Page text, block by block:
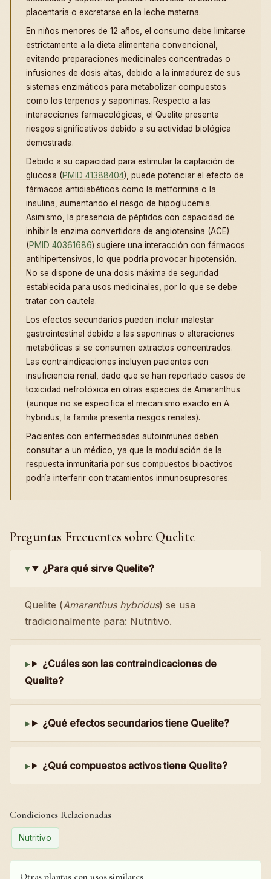
placentaria o excretarse en la leche materna.
En niños menores de 12 años, el consumo debe limitarse
estrictamente a la dieta alimentaria convencional,
evitando preparaciones medicinales concentradas o
infusiones de dosis altas, debido a la inmadurez de sus
sistemas enzimáticos para metabolizar compuestos
como los terpenos y saponinas. Respecto a las
interacciones farmacológicas, el Quelite presenta
riesgos significativos debido a su actividad biológica
demostrada.
Debido a su capacidad para estimular la captación de
glucosa (PMID 41388404), puede potenciar el efecto de
fármacos antidiabéticos como la metformina o la
insulina, aumentando el riesgo de hipoglucemia.
Asimismo, la presencia de péptidos con capacidad de
inhibir la enzima convertidora de angiotensina (ACE)
(PMID 40361686) sugiere una interacción con fármacos
antihipertensivos, lo que podría provocar hipotensión.
No se dispone de una dosis máxima de seguridad
establecida para usos medicinales, por lo que se debe
tratar con cautela.
Los efectos secundarios pueden incluir malestar
gastrointestinal debido a las saponinas o alteraciones
metabólicas si se consumen extractos concentrados.
Las contraindicaciones incluyen pacientes con
insuficiencia renal, dado que se han reportado casos de
toxicidad nefrotóxica en otras especies de Amaranthus
(aunque no se especifica el mecanismo exacto en A.
hybridus, la familia presenta riesgos renales).
Pacientes con enfermedades autoinmunes deben
consultar a un médico, ya que la modulación de la
respuesta inmunitaria por sus compuestos bioactivos
podría interferir con tratamientos inmunosupresores.
Preguntas Frecuentes sobre Quelite
¿Para qué sirve Quelite?
Quelite (Amaranthus hybridus) se usa
tradicionalmente para: Nutritivo.
¿Cuáles son las contraindicaciones de
Quelite?
¿Qué efectos secundarios tiene Quelite?
¿Qué compuestos activos tiene Quelite?
Condiciones Relacionadas
Nutritivo
Otras plantas con usos similares